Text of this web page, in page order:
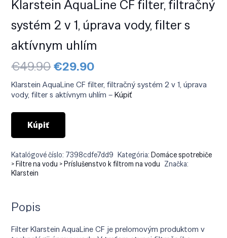
Klarstein AquaLine CF filter, filtračný
systém 2 v 1, úprava vody, filter s
aktívnym uhlím
€49.90Pôvodná
cena
bola:
€49.90.
€29.90Aktuálna
je:
€29.90.
Klarstein AquaLine CF filter, filtračný systém 2 v 1, úprava
vody, filter s aktívnym uhlím –Kúpiť
Kúpiť
Katalógové číslo: 7398cdfe7dd9 Kategória:Domáce spotrebiče
> Filtre na vodu > Príslušenstvo k filtrom na vodu Značka:
Klarstein
Popis
Filter Klarstein AquaLine CF je prelomovým produktom v